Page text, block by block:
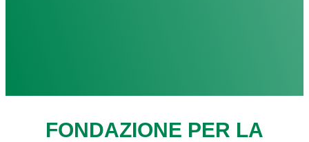
FONDAZIONE PER LA